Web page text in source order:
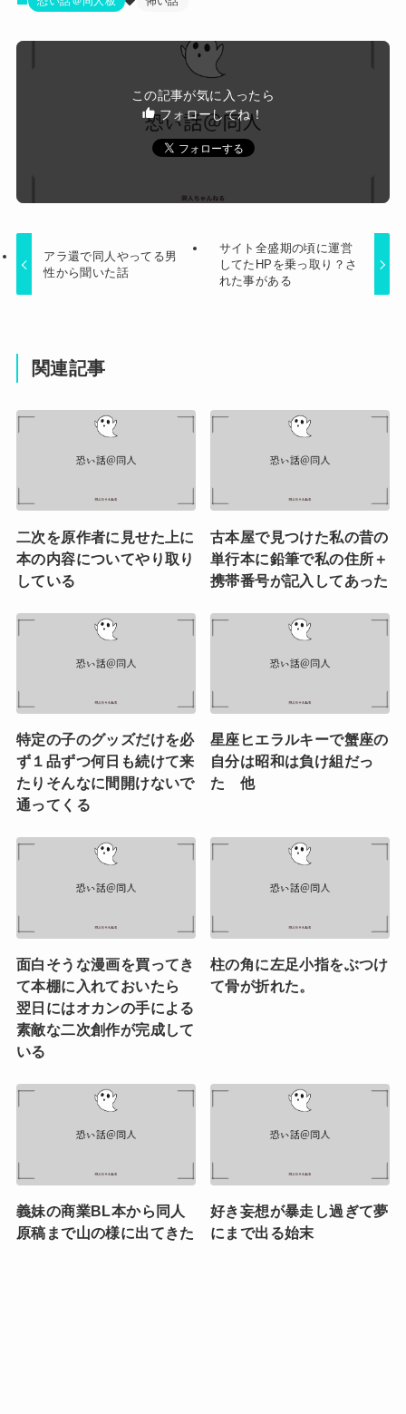
「実写かと思いました」
【画像】JKダンス部、部員の８割が巨乳のムホホ
子宝祈願で有名な神社にお参りに行った時、女の
子が生まれるという赤い石を持ち帰ったら男の子
を出産。しばらくしてお礼も兼ねて石を返しに行
こうと思って石を見ると…
Powered by livedoor 相互RSS
この記事が気に入ったら
フォローしてね！
アラ還で同人やってる男
性から聞いた話
サイト全盛期の頃に運営
してたHPを乗っ取り？さ
れた事がある
関連記事
二次を原作者に見せた上に
本の内容についてやり取り
している
古本屋で見つけた私の昔の
単行本に鉛筆で私の住所＋
携帯番号が記入してあった
特定の子のグッズだけを必
ず１品ずつ何日も続けて来
たりそんなに間開けないで
通ってくる
星座ヒエラルキーで蟹座の
自分は昭和は負け組だっ
た 他
面白そうな漫画を買ってき
て本棚に入れておいたら
翌日にはオカンの手による
素敵な二次創作が完成して
いる
柱の角に左足小指をぶつけ
て骨が折れた。
義妹の商業BL本から同人
原稿まで山の様に出てきた
好き妄想が暴走し過ぎて夢
にまで出る始末